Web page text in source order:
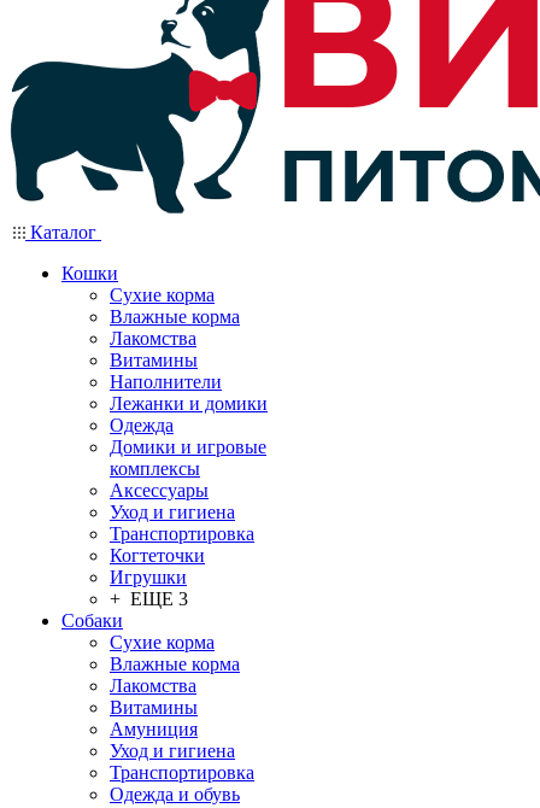
Каталог
Кошки
Сухие корма
Влажные корма
Лакомства
Витамины
Наполнители
Лежанки и домики
Одежда
Домики и игровые
комплексы
Аксессуары
Уход и гигиена
Транспортировка
Когтеточки
Игрушки
+ ЕЩЕ 3
Собаки
Сухие корма
Влажные корма
Лакомства
Витамины
Амуниция
Уход и гигиена
Транспортировка
Одежда и обувь